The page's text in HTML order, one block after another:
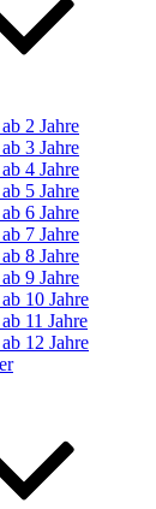
2 Jahre
3 Jahre
4 Jahre
5 Jahre
6 Jahre
7 Jahre
8 Jahre
9 Jahre
10 Jahre
11 Jahre
12 Jahre